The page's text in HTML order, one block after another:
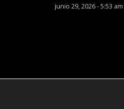
junio 29, 2026 - 5:53 am